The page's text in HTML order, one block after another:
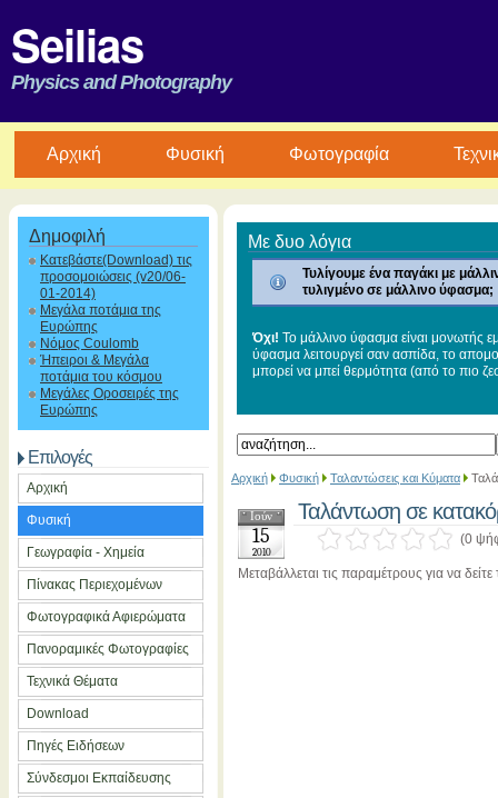
Seilias
Physics and Photography
Aρχική Φυσική Φωτογραφία
Δημοφιλή
Κατεβάστε(Download) τις
προσομοιώσεις (v20/06-
01-2014)
Μεγάλα ποτάμια της
Ευρώπης
Νόμος Coulomb
Ήπειροι & Μεγάλα
ποτάμια του κόσμου
Μεγάλες Οροσειρές της
Ευρώπης
Επιλογές
Αρχική
Φυσική
Γεωγραφία - Χημεία
Πίνακας Περιεχομένων
Φωτογραφικά Αφιερώματα
Πανοραμικές Φωτογραφίες
Τεχνικά Θέματα
Download
Πηγές Ειδήσεων
Σύνδεσμοι Εκπαίδευσης
Με δυο λόγια
Τυλίγουμε ένα παγάκι με
τυλιγμένο σε μάλλινο ύφασμα;
Όχι! Το μάλλινο ύφασμα είναι μονωτής
ύφασμα λειτουργεί σαν ασπίδα, το
μπορεί να μπεί θερμότητα (από το πιο
Αρχική Φυσική Ταλαντώσεις και Κύματα
Ιούν
15
2010
Ταλάντωση σε
(0
Μεταβάλλεται τις παραμέτρους για να